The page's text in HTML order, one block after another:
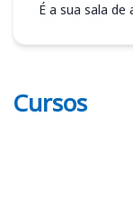
É a sua sala de
Cursos